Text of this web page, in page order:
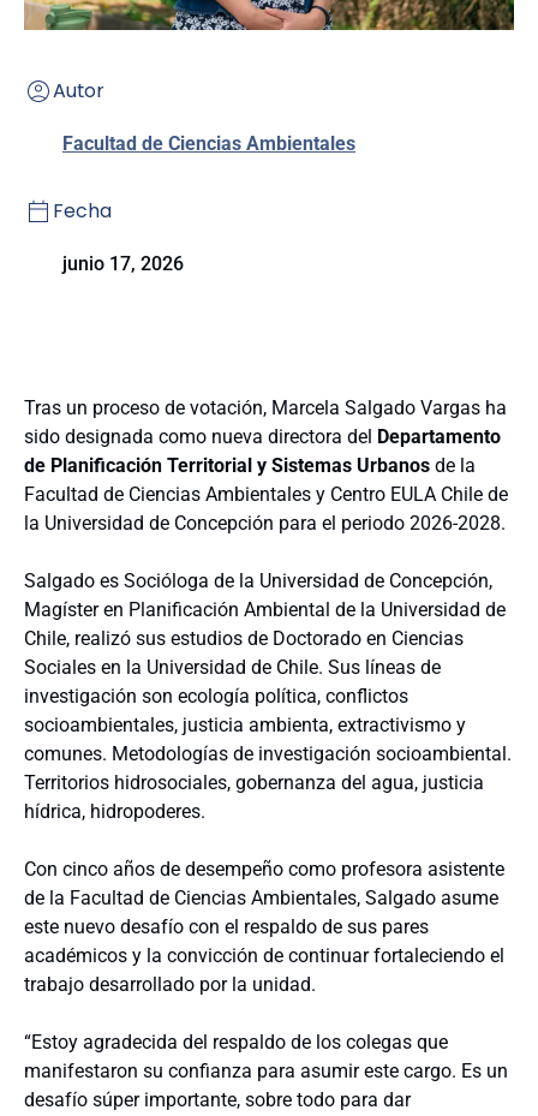
Autor
Facultad de Ciencias Ambientales
Fecha
junio 17, 2026
Tras un proceso de votación, Marcela Salgado Vargas ha
sido designada como nueva directora del Departamento
de Planificación Territorial y Sistemas Urbanos de la
Facultad de Ciencias Ambientales y Centro EULA Chile de
la Universidad de Concepción para el periodo 2026-2028.
Salgado es Socióloga de la Universidad de Concepción,
Magíster en Planificación Ambiental de la Universidad de
Chile, realizó sus estudios de Doctorado en Ciencias
Sociales en la Universidad de Chile. Sus líneas de
investigación son ecología política, conflictos
socioambientales, justicia ambienta, extractivismo y
comunes. Metodologías de investigación socioambiental.
Territorios hidrosociales, gobernanza del agua, justicia
hídrica, hidropoderes.
Con cinco años de desempeño como profesora asistente
de la Facultad de Ciencias Ambientales, Salgado asume
este nuevo desafío con el respaldo de sus pares
académicos y la convicción de continuar fortaleciendo el
trabajo desarrollado por la unidad.
“Estoy agradecida del respaldo de los colegas que
manifestaron su confianza para asumir este cargo. Es un
desafío súper importante, sobre todo para dar